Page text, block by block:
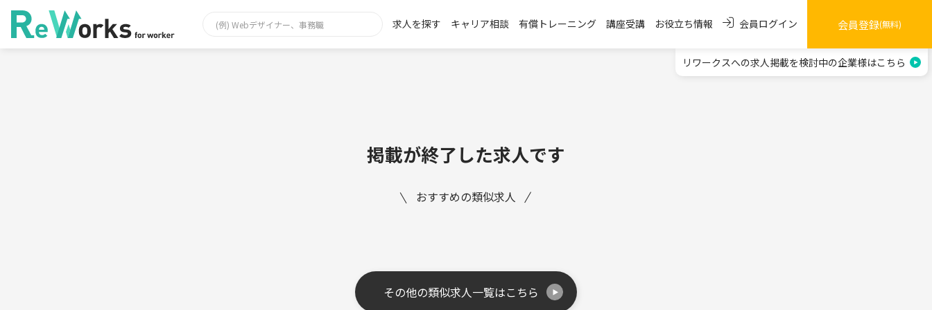
求人を探す キャリア相談 有償トレーニング 講座受講 お役立ち情報 会員ログイン 会員登録(無料)
リワークスへの求人掲載を検討中の企業様はこちら
掲載が終了した求人です
おすすめの類似求人
その他の類似求人一覧はこちら